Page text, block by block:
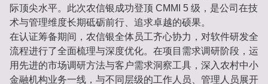
际顶尖水平。此次农信银成功登顶 CMMI 5 级，是公司在技
术与管理维度长期砥砺前行、追求卓越的硕果。
在认证筹备期间，农信银全体员工齐心协力，对软件研发全
流程进行了全面梳理与深度优化。在项目需求调研阶段，运
用先进的市场调研方法与客户需求洞察工具，深入农村中小
金融机构业务一线，与不同层级的工作人员、管理人员展开